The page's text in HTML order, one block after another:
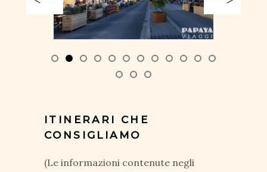
ITINERARI CHE
CONSIGLIAMO
(Le informazioni contenute negli